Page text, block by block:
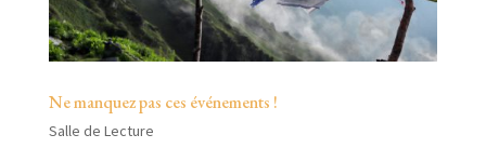
Ne manquez pas ces événements !
Salle de Lecture